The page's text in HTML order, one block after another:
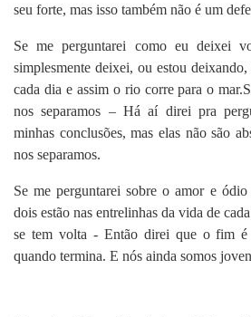
seu forte, mas isso também não é um
Se me perguntarei como eu deixei
simplesmente deixei, ou estou
cada dia e assim o rio corre para o
nos separamos – Há aí direi pra
minhas conclusões, mas elas não são
nos separamos.
Se me perguntarei sobre o amor e
dois estão nas entrelinhas da vida de
se tem volta - Então direi que o fim
quando termina. E nós ainda somos